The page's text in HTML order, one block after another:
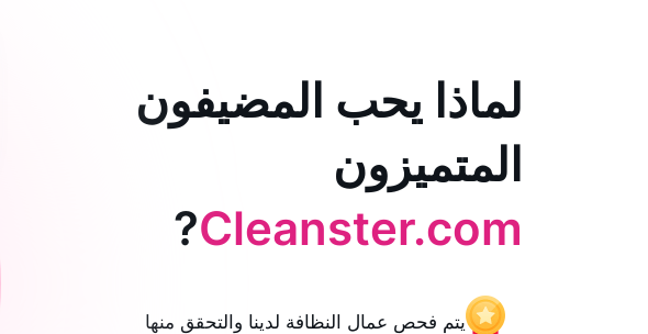
لماذا يحب المضيفون
المتميزون
Cleanster.com
?
يتم فحص عمال النظافة لدينا والتحقق منها